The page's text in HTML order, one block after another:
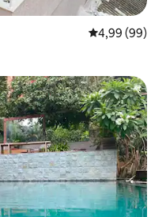
4,99 av 5 i
4,99 (99)